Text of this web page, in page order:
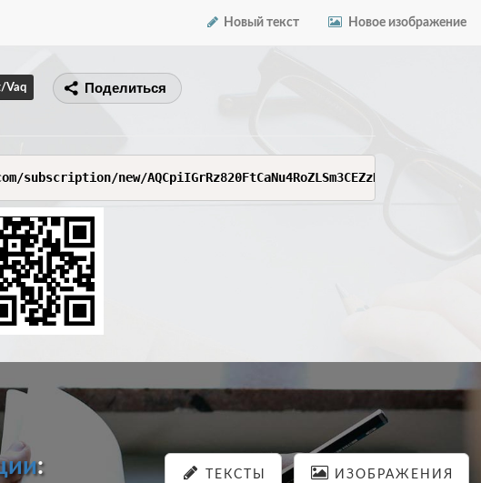
Новый текст Новое изображение
Vaq Поделиться
new/
: ТЕКСТЫ ИЗОБРАЖЕНИЯ